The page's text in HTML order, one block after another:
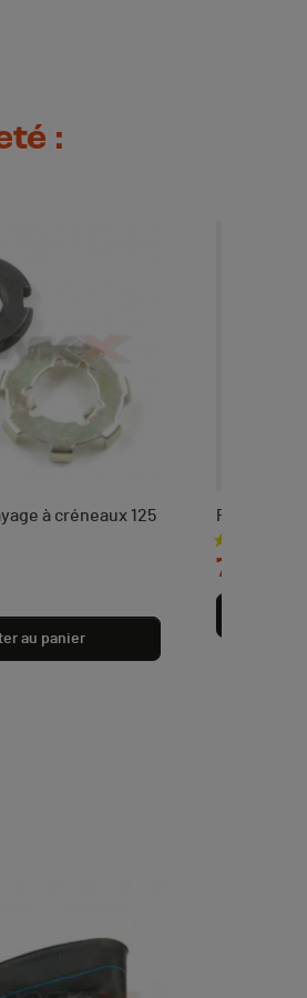
:
à créneaux 125
au panier
Plaquettes
Prix
7,90 €